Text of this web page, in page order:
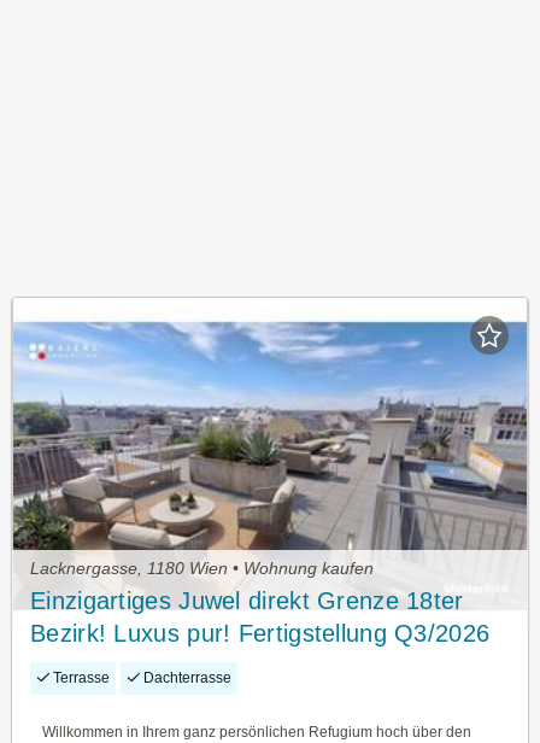
Lacknergasse, 1180 Wien • Wohnung kaufen
Einzigartiges Juwel direkt Grenze 18ter
Bezirk! Luxus pur! Fertigstellung Q3/2026
Terrasse Dachterrasse
Willkommen in Ihrem ganz persönlichen Refugium hoch über den